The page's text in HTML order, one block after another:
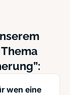
wen eine